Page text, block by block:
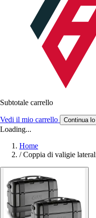
Subtotale carrello
Vedi il mio carrello Continua
Loading...
Home
/ Coppia di valigie